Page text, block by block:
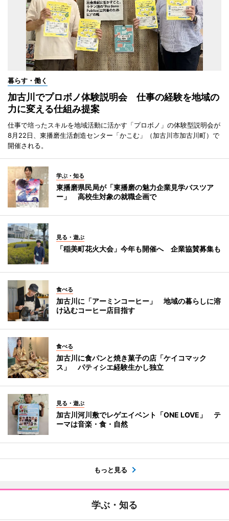
暮らす・働く
加古川でプロボノ体験説明会 仕事の経験を地域の
力に変える仕組み提案
仕事で培ったスキルを地域活動に活かす「プロボノ」の体験型説明会が
8月22日、東播磨生活創造センター「かこむ」（加古川市加古川町）で
開催される。
学ぶ・知る
東播磨県民局が「東播磨の魅力企業見学バスツア
ー」 高校生対象の就職企画で
見る・遊ぶ
「稲美町花火大会」今年も開催へ 企業協賛募集も
食べる
加古川に「アーミンコーヒー」 地域の暮らしに溶
け込むコーヒー店目指す
食べる
加古川に食パンと焼き菓子の店「ケイコマック
ス」 パティシエ経験生かし独立
見る・遊ぶ
加古川河川敷でレゲエイベント「ONE LOVE」 テ
ーマは音楽・食・自然
もっと見る
学ぶ・知る